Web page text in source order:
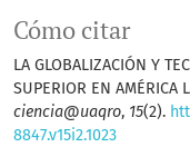
Cómo citar
LA GLOBALIZACIÓN Y
SUPERIOR EN AMÉRICA
ciencia@uaqro, 15(2).
8847.v15i2.1023